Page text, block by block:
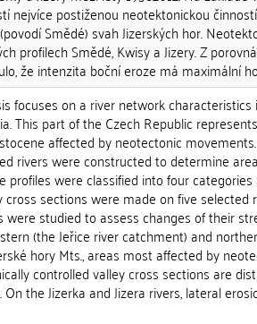
nejvíce postiženou neotektonickou
Smědé) svah Jizerských hor.
profilech Smědé, Kwisy a Jizery. Z
že intenzita boční eroze má maximální
focuses on a river network characteristics
This part of the Czech Republic
affected by neotectonic
rivers were constructed to determine
profiles were classified into four
cross sections were made on five selected
were studied to assess changes of their
(the Jeřice river catchment) and
hory Mts., areas most affected by
controlled valley cross sections are
the Jizerka and Jizera rivers, lateral